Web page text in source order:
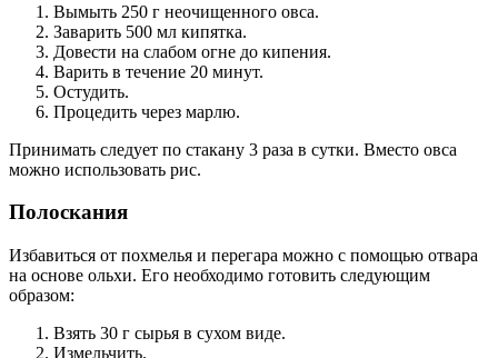
Вымыть 250 г неочищенного овса.
Заварить 500 мл кипятка.
Довести на слабом огне до кипения.
Варить в течение 20 минут.
Остудить.
Процедить через марлю.
Принимать следует по стакану 3 раза в сутки. Вместо овса
можно использовать рис.
Полоскания
Избавиться от похмелья и перегара можно с помощью отвара
на основе ольхи. Его необходимо готовить следующим
образом:
Взять 30 г сырья в сухом виде.
Измельчить.